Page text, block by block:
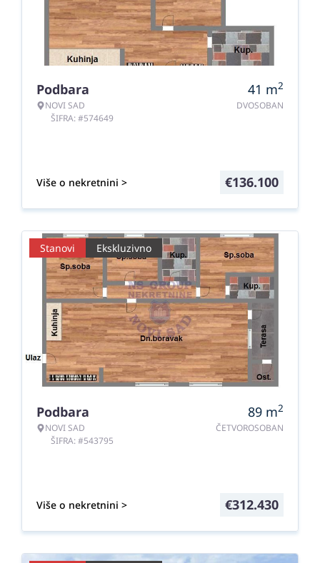
Podbara
NOVI SAD
ŠIFRA: #574649
41 m2
DVOSOBAN
Više o nekretnini > €136.100
Stanovi Ekskluzivno
Podbara
NOVI SAD
ŠIFRA: #543795
89 m2
ČETVOROSOBAN
Više o nekretnini > €312.430